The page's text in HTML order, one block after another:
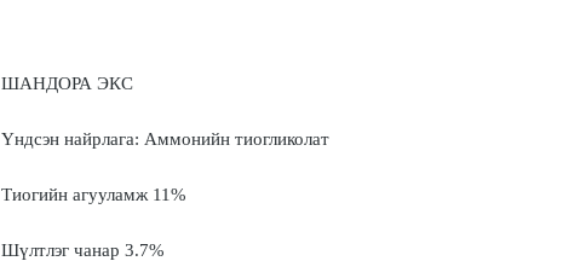
ШАНДОРА ЭКС
Үндсэн найрлага: Аммонийн тиогликолат
Тиогийн агууламж 11%
Шүлтлэг чанар 3.7%